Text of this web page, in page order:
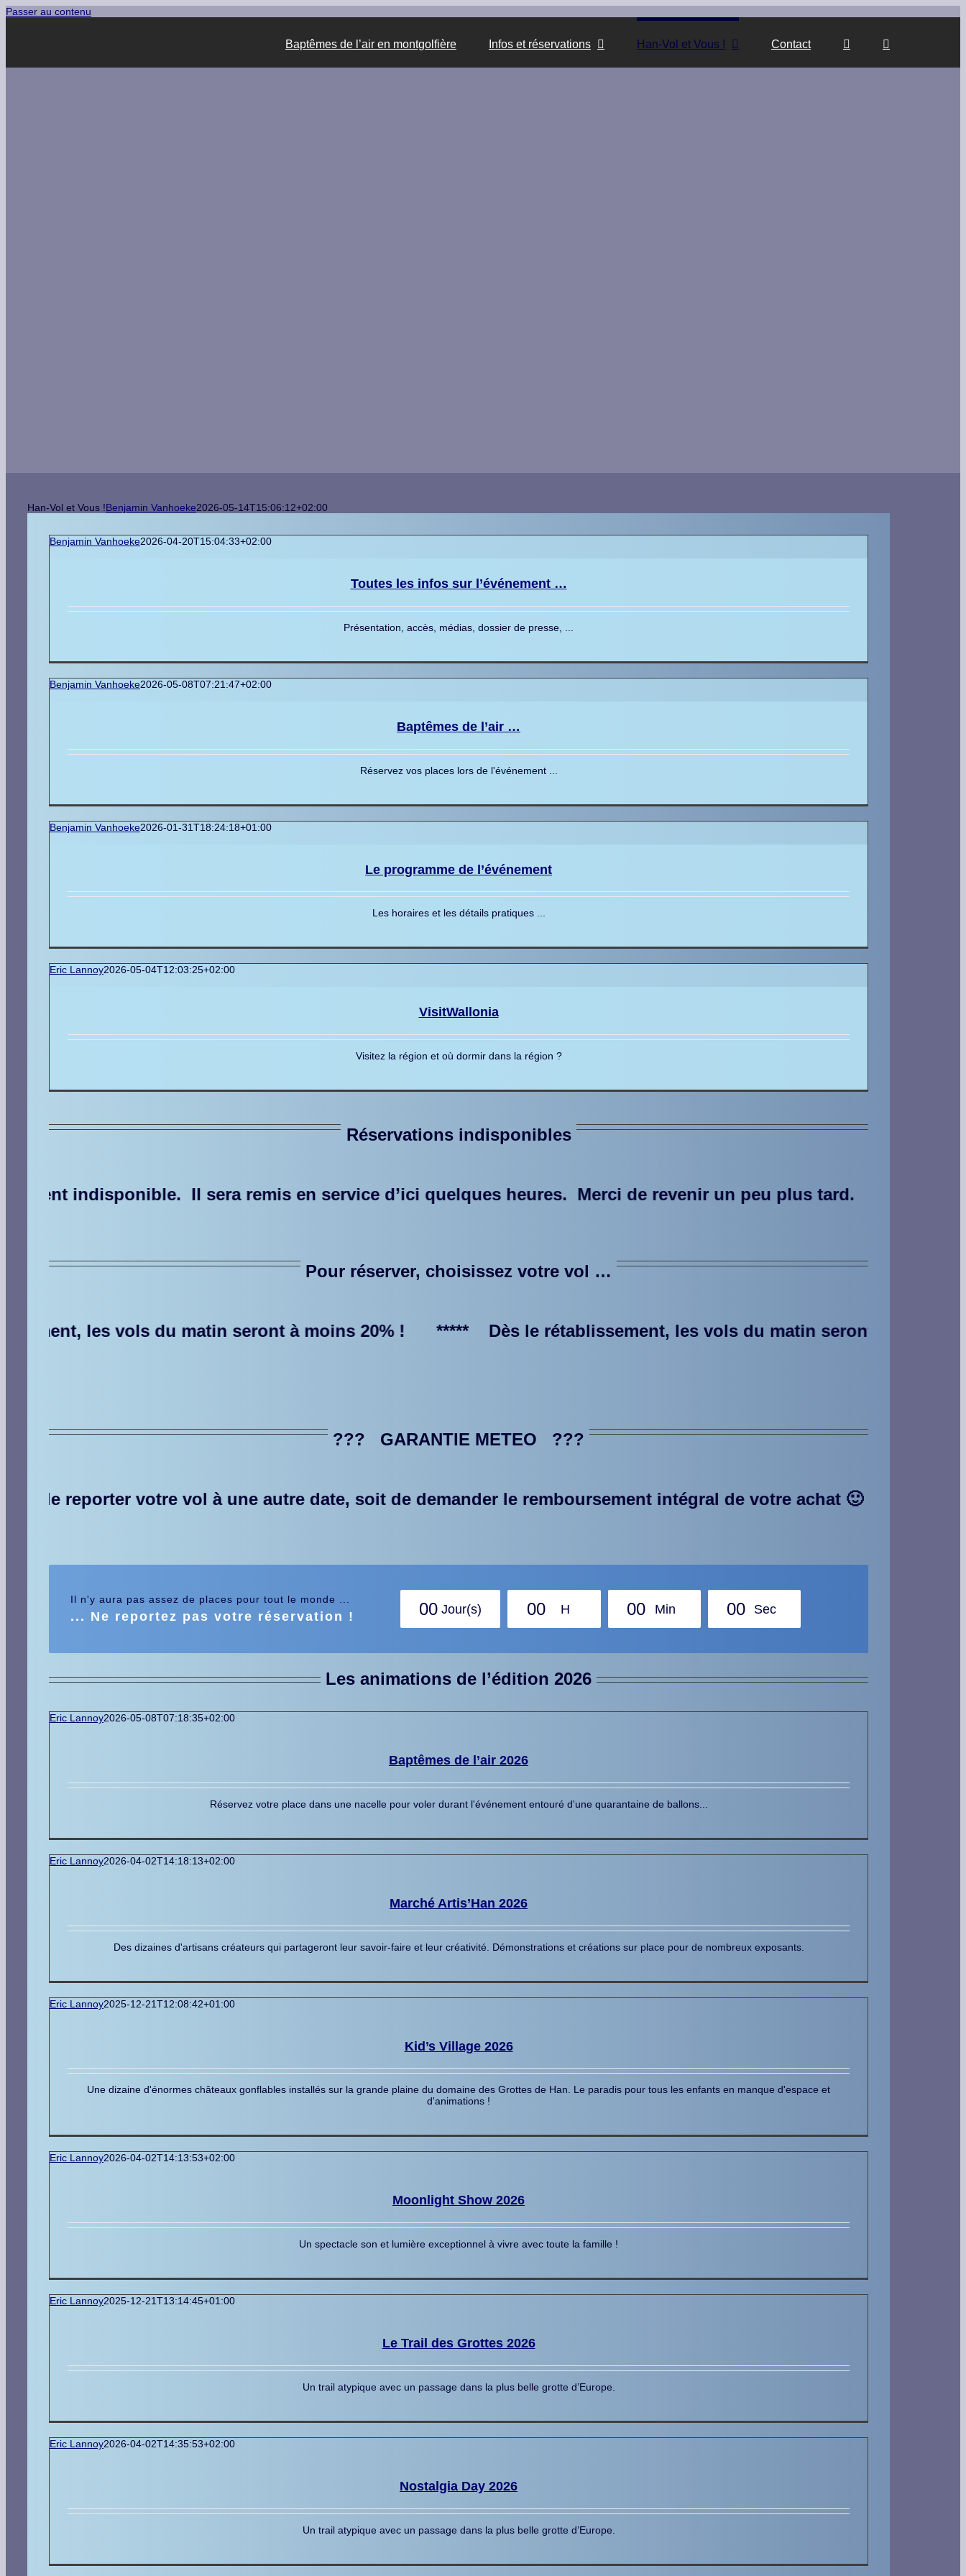
Passer au contenu
Baptêmes de l’air en montgolfière Infos et réservations Han-Vol et Vous ! Contact
Han-Vol et Vous !Benjamin Vanhoeke2026-05-14T15:06:12+02:00
Benjamin Vanhoeke2026-04-20T15:04:33+02:00
Toutes les infos sur l’événement …
Présentation, accès, médias, dossier de presse, ...
Benjamin Vanhoeke2026-05-08T07:21:47+02:00
Baptêmes de l’air …
Réservez vos places lors de l'événement ...
Benjamin Vanhoeke2026-01-31T18:24:18+01:00
Le programme de l’événement
Les horaires et les détails pratiques ...
Eric Lannoy2026-05-04T12:03:25+02:00
VisitWallonia
Visitez la région et où dormir dans la région ?
Réservations indisponibles
remis en service d’ici quelques heures. Merci de revenir un peu plus tard. ***** Notre système de
Pour réserver, choisissez votre vol …
vols du matin seront à moins 20% ! ***** Dès le rétablissement, les vols du matin seront à moins 20% !
??? GARANTIE METEO ???
à une autre date, soit de demander le remboursement intégral de votre achat 🙂 ***** En cas de météo
Il n'y aura pas assez de places pour tout le monde ...
... Ne reportez pas votre réservation ! 00 Jour(s) 00 H 00 Min 00 Sec
Les animations de l’édition 2026
Eric Lannoy2026-05-08T07:18:35+02:00
Baptêmes de l’air 2026
Réservez votre place dans une nacelle pour voler durant l'événement entouré d'une quarantaine de ballons...
Eric Lannoy2026-04-02T14:18:13+02:00
Marché Artis’Han 2026
Des dizaines d'artisans créateurs qui partageront leur savoir-faire et leur créativité. Démonstrations et créations sur place pour de nombreux exposants.
Eric Lannoy2025-12-21T12:08:42+01:00
Kid’s Village 2026
Une dizaine d'énormes châteaux gonflables installés sur la grande plaine du domaine des Grottes de Han. Le paradis pour tous les enfants en manque d'espace et
d'animations !
Eric Lannoy2026-04-02T14:13:53+02:00
Moonlight Show 2026
Un spectacle son et lumière exceptionnel à vivre avec toute la famille !
Eric Lannoy2025-12-21T13:14:45+01:00
Le Trail des Grottes 2026
Un trail atypique avec un passage dans la plus belle grotte d’Europe.
Eric Lannoy2026-04-02T14:35:53+02:00
Nostalgia Day 2026
Un trail atypique avec un passage dans la plus belle grotte d’Europe.